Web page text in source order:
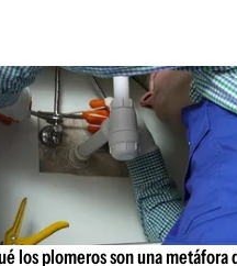
los plomeros son una metáfora